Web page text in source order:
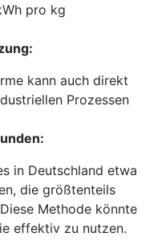
pro kg
kann auch direkt
Prozessen
in Deutschland etwa
die größtenteils
Methode könnte
effektiv zu nutzen.